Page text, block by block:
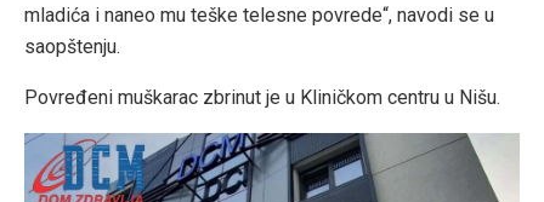
mladića i naneo mu teške telesne povrede“, navodi se u
saopštenju.
Povređeni muškarac zbrinut je u Kliničkom centru u Nišu.